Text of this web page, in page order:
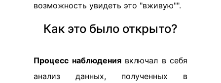
возможность увидеть это "вживую"".
Как это было открыто?
Процесс наблюдениявключал в себя
анализ данных, полученных в